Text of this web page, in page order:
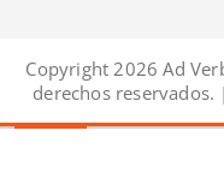
Copyright 2026 Ad
derechos reservados.